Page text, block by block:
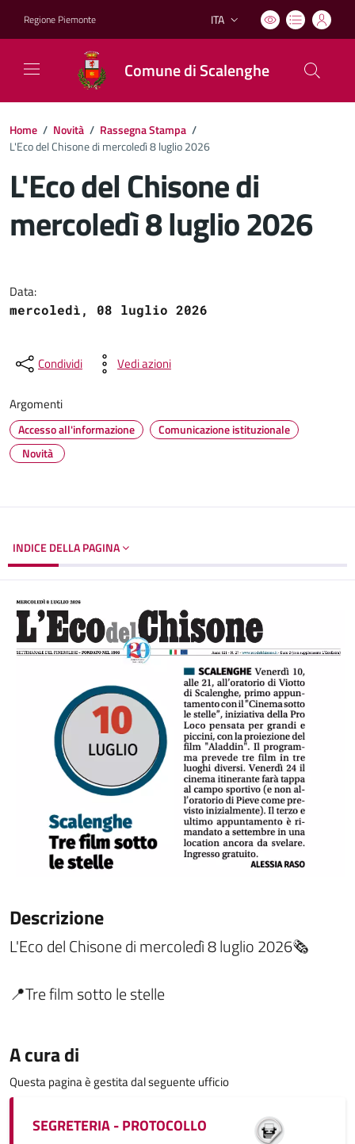
Regione Piemonte Lingua attiva:
ITA
Comune di Scalenghe
Home / Novità / Rassegna Stampa /
L'Eco del Chisone di mercoledì 8 luglio 2026
L'Eco del Chisone di
mercoledì 8 luglio 2026
Data:
mercoledì, 08 luglio 2026
Condividi Vedi azioni
Argomenti
Accesso all'informazione
Comunicazione istituzionale
Novità
INDICE DELLA PAGINA
Descrizione
L'Eco del Chisone di mercoledì 8 luglio 2026🗞
📍Tre film sotto le stelle
A cura di
Questa pagina è gestita dal seguente ufficio
SEGRETERIA - PROTOCOLLO